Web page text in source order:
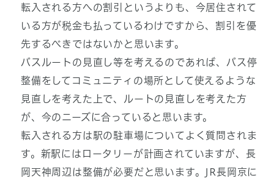
転入される方への割引というよりも、今居住されて
いる方が税金も払っているわけですから、割引を優
先するべきではないかと思います。
バスルートの見直し等を考えるのであれば、バス停
整備をしてコミュニティの場所として使えるような
見直しを考えた上で、ルートの見直しを考えた方
が、今のニーズに合っていると思います。
転入される方は駅の駐車場についてよく質問されま
す。新駅にはロータリーが計画されていますが、長
岡天神周辺は整備が必要だと思います。JR長岡京に